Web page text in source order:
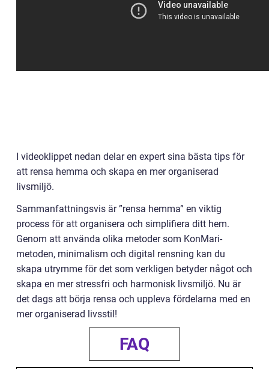
I videoklippet nedan delar en expert sina bästa tips för
att rensa hemma och skapa en mer organiserad
livsmiljö.
Sammanfattningsvis är ”rensa hemma” en viktig
process för att organisera och simplifiera ditt hem.
Genom att använda olika metoder som KonMari-
metoden, minimalism och digital rensning kan du
skapa utrymme för det som verkligen betyder något och
skapa en mer stressfri och harmonisk livsmiljö. Nu är
det dags att börja rensa och uppleva fördelarna med en
mer organiserad livsstil!
FAQ